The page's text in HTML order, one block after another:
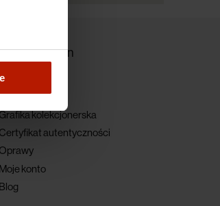
Modern
nas
kolekcjonerska
Certyfikat autentyczności
Oprawy
Moje konto
Blog